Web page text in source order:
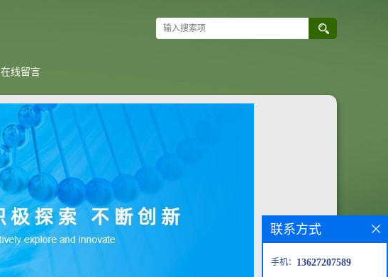
在线留言
联系方式
手机： 13627207589